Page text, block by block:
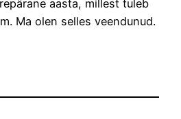
aasta, millest tuleb
Ma olen selles veendunud.